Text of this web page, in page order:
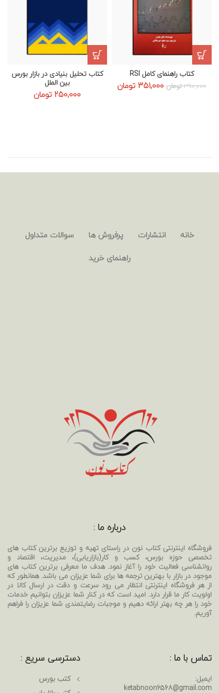
کتاب راهنمای کامل RSI
390,000تومان قیمت
351,000 تومانقیمت
کتاب تحلیل بنیادی در بازار بورس
بین الملل
250,000 تومان
خانه انتشارات پرفروش ها
سوالات متداول
راهنمای خرید
درباره ما :
فروشگاه اینترنتی کتاب نون در راستای تهیه و توزیع برترین کتاب های
تخصصی حوزه بورس، کسب و کار(بازاریابی)، مدیریت، اقتصاد و
روانشناسی فعالیت خود را آغاز نمود. هدف ما معرفی برترین کتاب های
موجود در بازار با بهترین ترجمه ها برای شما عزیزان می باشد. همانطور که
از هر فروشگاه اینترنتی انتظار می رود سرعت و دقت در ارسال کالا در
اولویت کار ما قرار دارد. امید است که در کنار شما عزیزان بتوانیم خدمات
خود را هر چه بهتر ارائه دهیم و موجبات رضایتمندی شما عزیزان را فراهم
آوریم.
دسترسی سریع :
کتب بورس
تماس با ما :
ایمیل:
ketabnoon6568@gmail.com